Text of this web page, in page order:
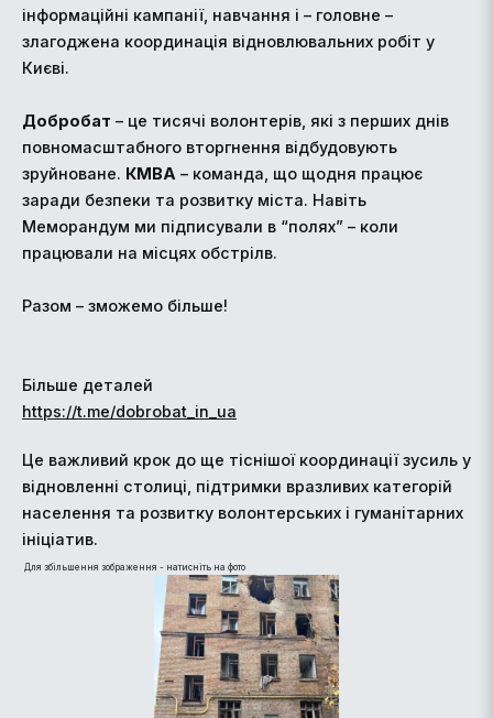
інформаційні кампанії, навчання і – головне –
злагоджена координація відновлювальних робіт у
Києві.
Добробат – це тисячі волонтерів, які з перших днів
повномасштабного вторгнення відбудовують
зруйноване. КМВА – команда, що щодня працює
заради безпеки та розвитку міста. Навіть
Меморандум ми підписували в “полях” – коли
працювали на місцях обстрілв.
Разом – зможемо більше!
Більше деталей
https://t.me/dobrobat_in_ua
Це важливий крок до ще тіснішої координації зусиль у
відновленні столиці, підтримки вразливих категорій
населення та розвитку волонтерських і гуманітарних
ініціатив.
Для збільшення зображення - натисніть на фото